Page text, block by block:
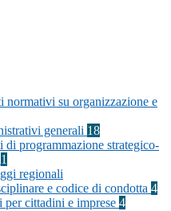
normativi su organizzazione e
generali 18
di programmazione strategico-
1
regionali
e codice di condotta 4
cittadini e imprese 4